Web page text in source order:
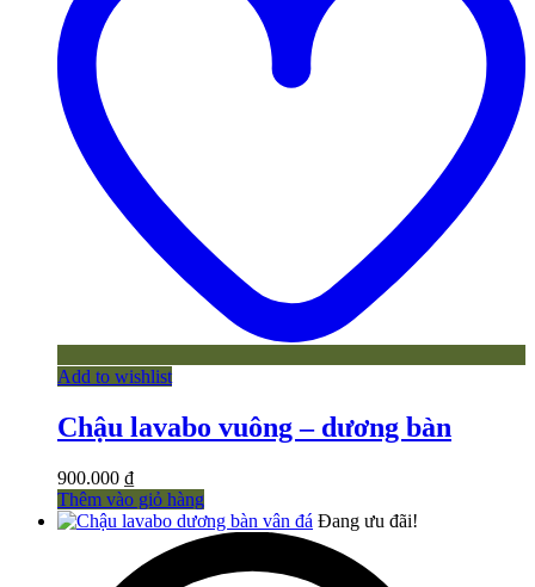
Add to wishlist
Chậu lavabo vuông – dương bàn
900.000 ₫
Thêm vào giỏ hàng
Đang ưu đãi!